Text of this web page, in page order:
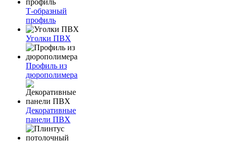
Т-образный
профиль
Уголки ПВХ
Профиль из
дюрополимера
Декоративные
панели ПВХ